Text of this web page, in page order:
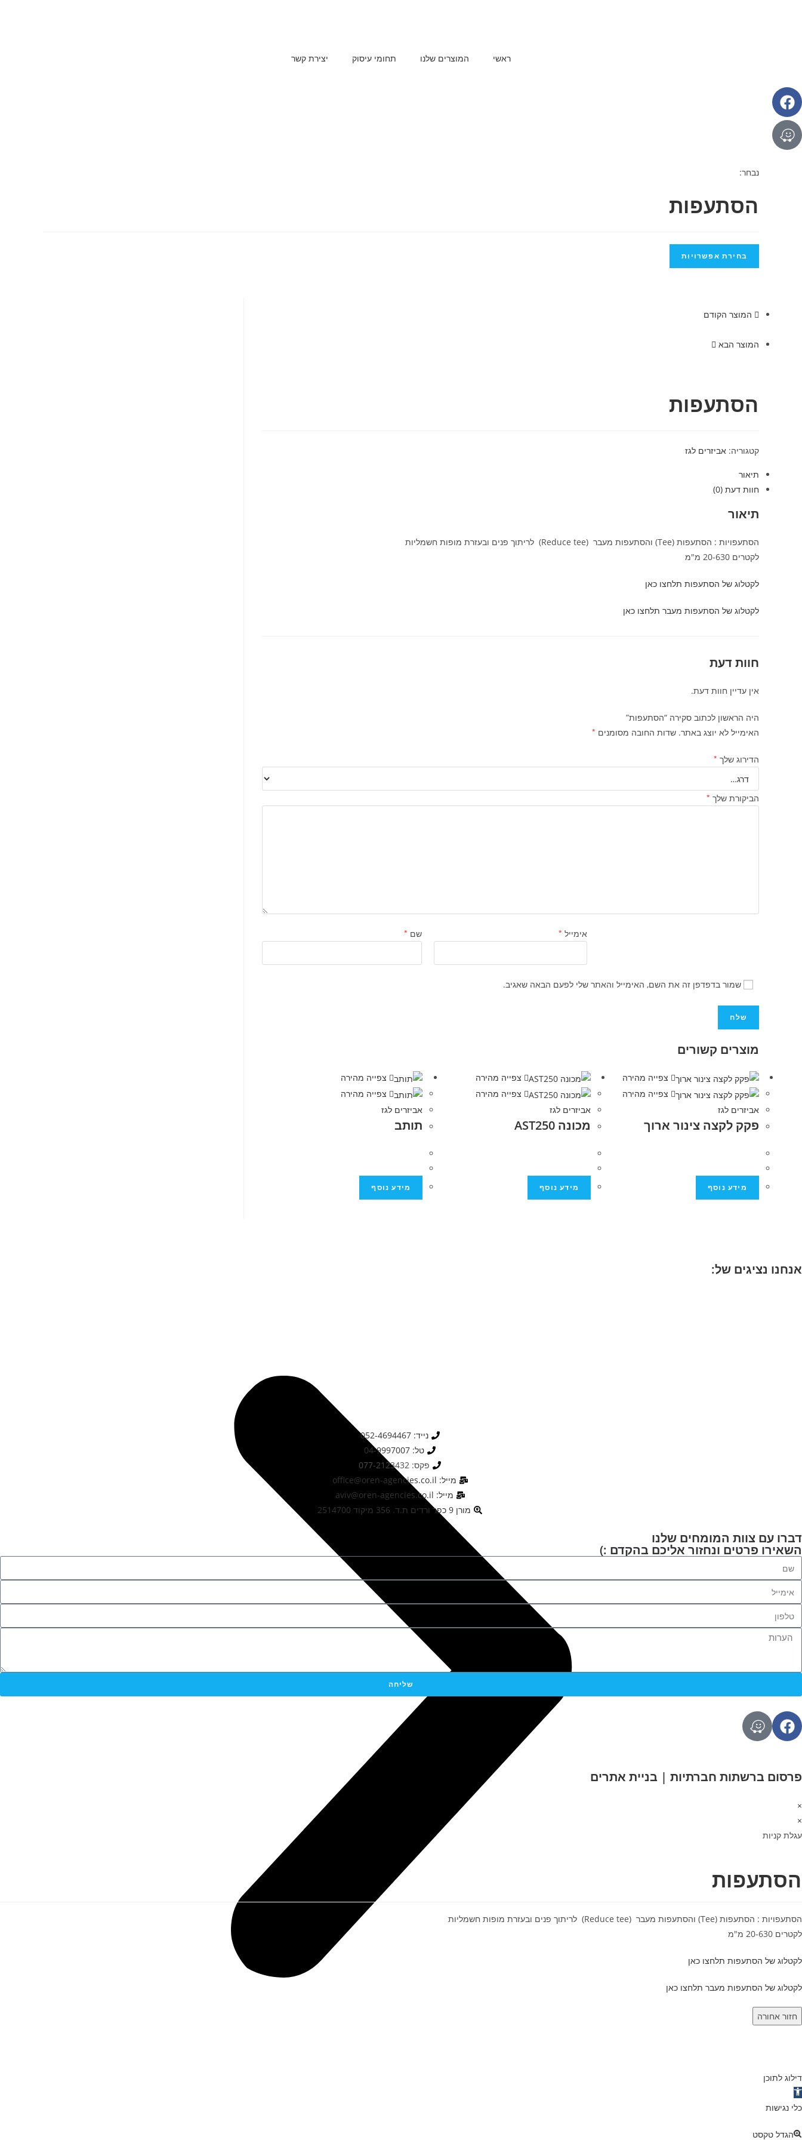
ראשי המוצרים שלנו תחומי עיסוק יצירת קשר
נבחר:
הסתעפות
בחירת אפשרויות
המוצר הקודם
המוצר הבא
הסתעפות
קטגוריה: אביזרים לגז
תיאור
חוות דעת (0)
תיאור
הסתעפויות : הסתעפות (Tee) והסתעפות מעבר (Reduce tee) לריתוך פנים ובעזרת מופות חשמליות
לקטרים 20-630 מ"מ
לקטלוג של הסתעפות תלחצו כאן
לקטלוג של הסתעפות מעבר תלחצו כאן
חוות דעת
אין עדיין חוות דעת.
היה הראשון לכתוב סקירה “הסתעפות”
האימייל לא יוצג באתר. שדות החובה מסומנים *
הדירוג שלך *
הביקורת שלך *
שם * אימייל *
שמור בדפדפן זה את השם, האימייל והאתר שלי לפעם הבאה שאגיב.
מוצרים קשורים
צפייה מהירה
צפייה מהירה
אביזרים לגז
תותב
מידע נוסף
צפייה מהירה
צפייה מהירה
אביזרים לגז
מכונה AST250
מידע נוסף
צפייה מהירה
צפייה מהירה
אביזרים לגז
פקק לקצה צינור ארוך
מידע נוסף
אנחנו נציגים של:
נייד: 052-4694467
טל: 04-9997007
פקס: 077-2123432
מייל: office@oren-agencies.co.il
מייל: aviv@oren-agencies.co.il
מורן 9 כפר ורדים ת.ד. 356 מיקוד 2514700
דברו עם צוות המומחים שלנו
השאירו פרטים ונחזור אליכם בהקדם :)
שליחה
פרסום ברשתות חברתיות | בניית אתרים
×
×
עגלת קניות
הסתעפות
הסתעפויות : הסתעפות (Tee) והסתעפות מעבר (Reduce tee) לריתוך פנים ובעזרת מופות חשמליות
לקטרים 20-630 מ"מ
לקטלוג של הסתעפות תלחצו כאן
לקטלוג של הסתעפות מעבר תלחצו כאן
חזור אחורה
דילוג לתוכן
פתח סרגל נגישות
כלי נגישות
הגדל טקסט